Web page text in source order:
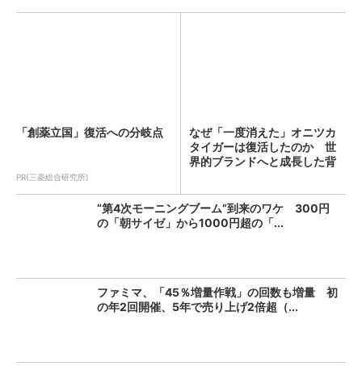
「創薬立国」復活への分岐点
PR(三菱総合研究所)
なぜ「一度消えた」オニツカ
タイガーは復活したのか 世
界的ブランドへと成長した背
“第4次モーニングブーム”到来のワケ 300円
の「朝サイゼ」から1000円超の「...
ファミマ、「45％増量作戦」の回数も増量 初
の年2回開催、5年で売り上げ2倍超（...